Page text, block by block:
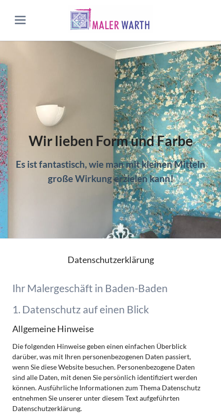
Wir lieben Form und Farbe
Es ist fantastisch, wie man mit kleinen Mitteln
große Wirkung erzielen kann!
Datenschutzerklärung
Ihr Malergeschäft in Baden-Baden
1. Datenschutz auf einen Blick
Allgemeine Hinweise
Die folgenden Hinweise geben einen einfachen Überblick
darüber, was mit Ihren personenbezogenen Daten passiert,
wenn Sie diese Website besuchen. Personenbezogene Daten
sind alle Daten, mit denen Sie persönlich identifiziert werden
können. Ausführliche Informationen zum Thema Datenschutz
entnehmen Sie unserer unter diesem Text aufgeführten
Datenschutzerklärung.